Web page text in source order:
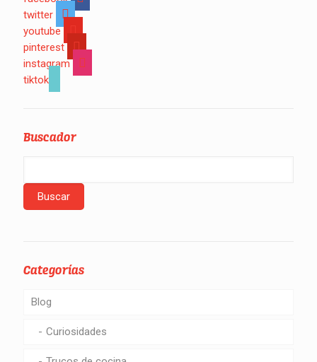
twitter
youtube
pinterest
instagram
tiktok
Buscador
Categorías
Blog
Curiosidades